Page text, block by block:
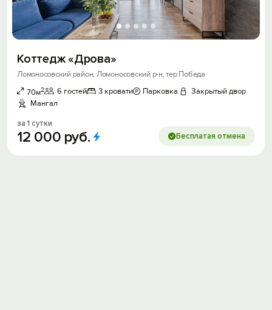
Коттедж «Дрова»
Ломоносовский район, Ломоносовский р-н, тер Победа
70м2 6 гостей 3 кровати Парковка
Закрытый двор
Мангал
за 1 сутки
12 000 руб. Бесплатая отмена